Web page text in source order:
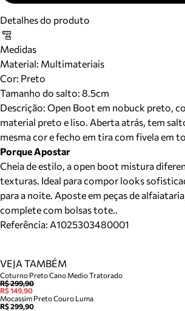
Detalhes do produto
Medidas
Material: Multimateriais
Cor: Preto
Tamanho do salto: 8.5cm
Descrição: Open Boot em nobuck preto,
material preto e liso. Aberta atrás, tem
mesma cor e fecho em tira com fivela em
Porque Apostar
Cheia de estilo, a open boot mistura
texturas. Ideal para compor looks
para a noite. Aposte em peças de
complete com bolsas tote..
Referência: A1025303480001
VEJA TAMBÉM
Coturno Preto Cano Medio Tratorado
R$ 299,90
R$ 149,90
Mocassim Preto Couro Luma
R$ 299,90